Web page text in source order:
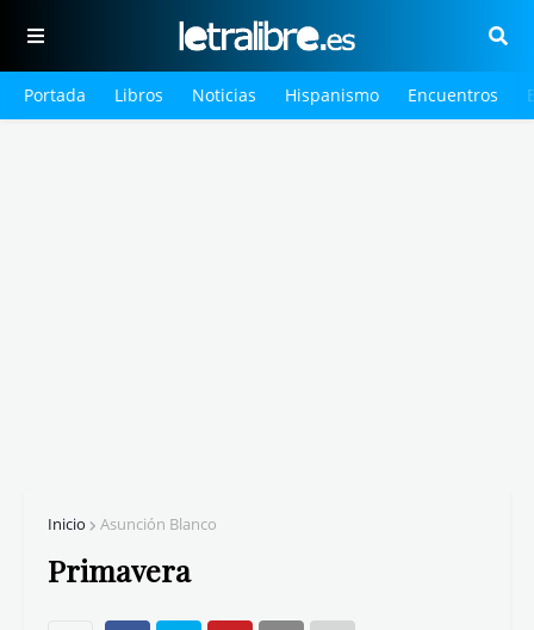
Portada Libros Noticias Hispanismo Encuentros
Inicio Asunción Blanco
Primavera